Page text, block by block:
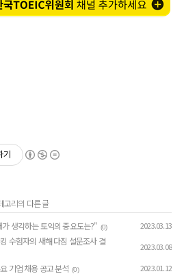
고리의 다른 글
생각하는 토익의 중요도는?" (0) 2023.03.13
수험자의 새해 다짐 설문조사 결
2023.03.08
기업 채용 공고 분석 (0) 2023.01.12